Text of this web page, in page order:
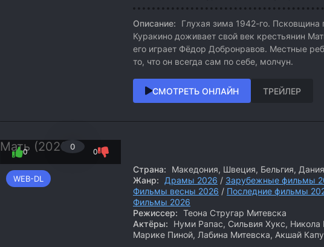
Описание:
Глухая зима 1942-го.
Куракино доживает свой век крестьянин
его играет Фёдор Добронравов. Местные
то, что он всегда сам по себе, молчун.
СМОТРЕТЬ ОНЛАЙН ТРЕЙЛЕР
Мать (2026)
WEB-DL
0
0 0
Страна:
Македония, Швеция, Бельгия,
Жанр:
Драмы 2026 / Зарубежные фильмы
Фильмы весны 2026 / Последние фильмы
Фильмы 2026
Режиссер: Теона Стругар Митевска
Актёры:
Нуми Рапас, Сильвия Хукс, Никола
Марике Пиной, Лабина Митевска, Акшай